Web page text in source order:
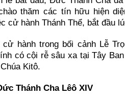
thăm các tín hữu hiện
cử hành Thánh Thể, bắt đầu
hành trong bối cảnh Lễ
có cội rễ sâu xa tại Tây
Kitô.
Thánh Cha Lêô XIV